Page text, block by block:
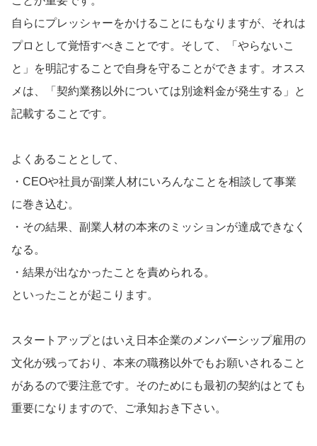
自らにプレッシャーをかけることにもなりますが、それは
プロとして覚悟すべきことです。そして、「やらないこ
と」を明記することで自身を守ることができます。オスス
メは、「契約業務以外については別途料金が発生する」と
記載することです。
よくあることとして、
・CEOや社員が副業人材にいろんなことを相談して事業
に巻き込む。
・その結果、副業人材の本来のミッションが達成できなく
なる。
・結果が出なかったことを責められる。
といったことが起こります。
スタートアップとはいえ日本企業のメンバーシップ雇用の
文化が残っており、本来の職務以外でもお願いされること
があるので要注意です。そのためにも最初の契約はとても
重要になりますので、ご承知おき下さい。